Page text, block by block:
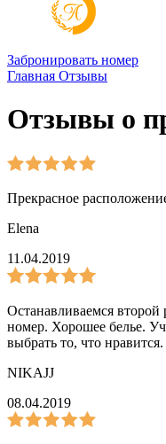
Забронировать номер
Главная Отзывы
Отзывы о
Прекрасное
Elena
11.04.2019
Останавливаемся
номер. Хорошее белье.
выбрать то, что
NIKAJJ
08.04.2019